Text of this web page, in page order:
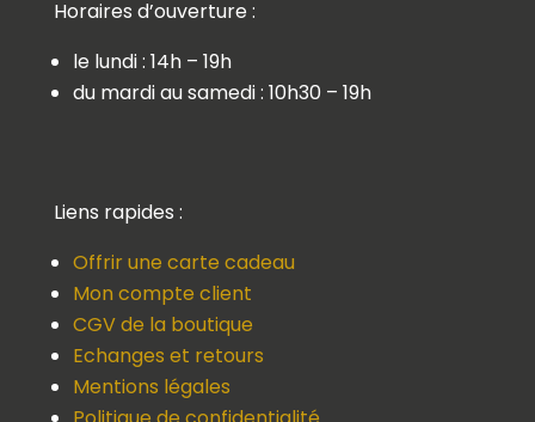
Horaires d’ouverture :
le lundi : 14h – 19h
du mardi au samedi : 10h30 – 19h
Liens rapides :
Offrir une carte cadeau
Mon compte client
CGV de la boutique
Echanges et retours
Mentions légales